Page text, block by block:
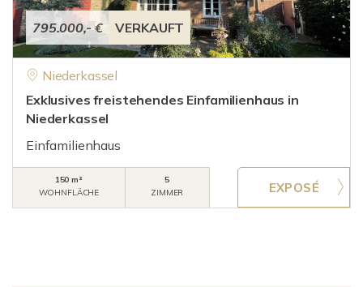
795.000,- € VERKAUFT
Niederkassel
Exklusives freistehendes Einfamilienhaus in
Niederkassel
Einfamilienhaus
150 m²
WOHNFLÄCHE
5
ZIMMER